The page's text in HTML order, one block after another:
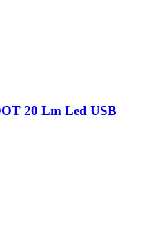
20 Lm Led USB